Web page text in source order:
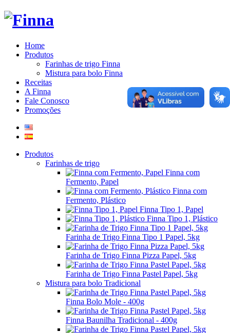
Home
Produtos
Farinhas de trigo Finna
Mistura para bolo Finna
Receitas
A Finna
Fale Conosco
Promoções
Produtos
Farinhas de trigo
Finna com
Fermento, Papel
Finna com
Fermento, Plástico
Finna Tipo 1, Papel
Finna Tipo 1, Plástico
Farinha de Trigo Finna Tipo 1 Papel, 5kg
Farinha de Trigo Finna Pizza Papel, 5kg
Farinha de Trigo Finna Pastel Papel, 5kg
Mistura para bolo Tradicional
Finna Bolo Mole - 400g
Finna Baunilha Tradicional - 400g